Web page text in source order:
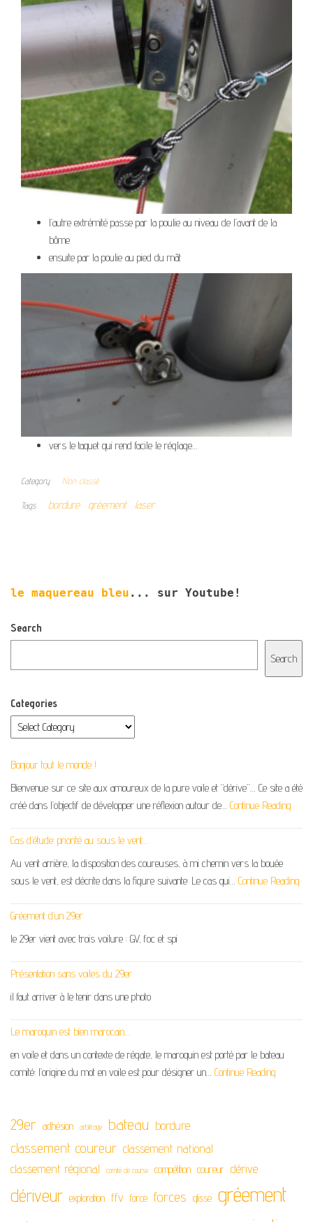
l’autre extrémité passe par la poulie au niveau de l’avant de la
bôme
ensuite par la poulie au pied du mât
vers le taquet qui rend facile le réglage…
Category Non classé
Tags bordure gréement laser
le maquereau bleu ... sur Youtube!
Search
Search
Categories
Bonjour tout le monde !
Bienvenue sur ce site aux amoureux de la pure voile et “dérive”… Ce site a été
créé dans l’objectif de développer une réflexion autour de… Continue Reading
Cas d’étude: priorité au sous le vent…
Au vent arrière, la disposition des coureuses, à mi chemin vers la bouée
sous le vent, est décrite dans la figure suivante: Le cas qui… Continue Reading
Gréement d’un 29er
le 29er vient avec trois voilure : GV, foc et spi
Présentation sans voiles du 29er
il faut arriver à le tenir dans une photo
Le maroquin est bien marocain…
en voile et dans un contexte de régate, le maroquin est porté par le bateau
comité: l’origine du mot en voile est pour désigner un… Continue Reading
29er adhésion arbitrage bateau bordure
classement coureur classement national
classement régional
comité de course compétition coureur dérive
dériveur exploration ffv force forces glisse gréement